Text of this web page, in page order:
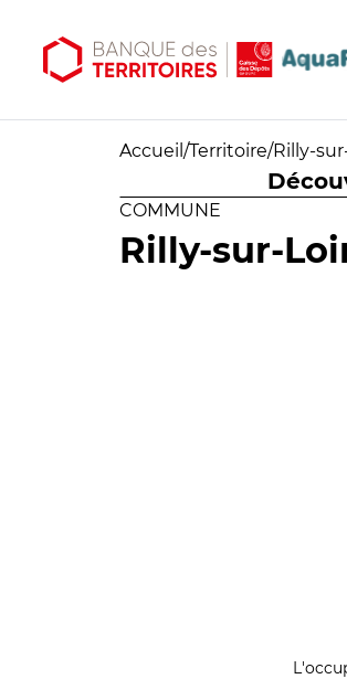
Accueil /Territoire/Rilly-
COMMUNE
Rilly-sur-